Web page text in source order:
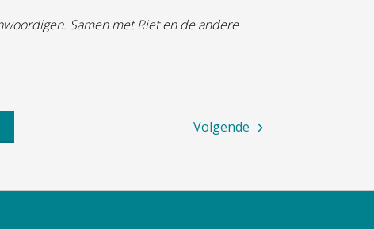
Samen met Riet en de andere
Volgende